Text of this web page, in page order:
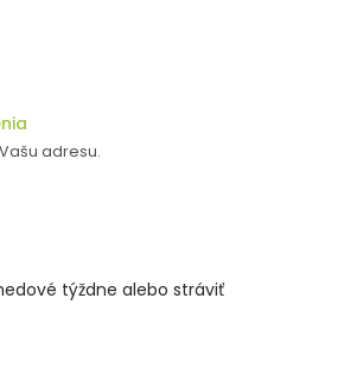
adresu.
týždne alebo stráviť